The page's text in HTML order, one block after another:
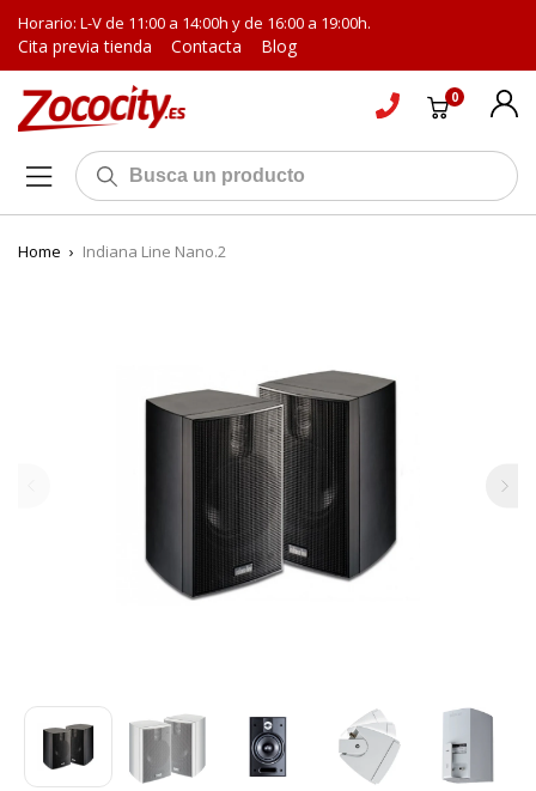
Horario: L-V de 11:00 a 14:00h y de 16:00 a 19:00h.
Cita previa tienda Contacta Blog
0
Home › Indiana Line Nano.2